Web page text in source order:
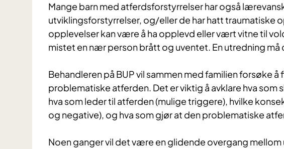
Mange barn med atferdsforstyrrelser har også
utviklingsforstyrrelser, og/eller de har hatt traumatiske
opplevelser kan være å ha opplevd eller vært vitne til
mistet en nær person brått og uventet. En utredning
Behandleren på BUP vil sammen med familien forsøke å
problematiske atferden. Det er viktig å avklare hva som
hva som leder til atferden (mulige triggere), hvilke
og negative), og hva som gjør at den problematiske
Noen ganger vil det være en glidende overgang